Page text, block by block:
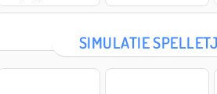
SIMULATIE